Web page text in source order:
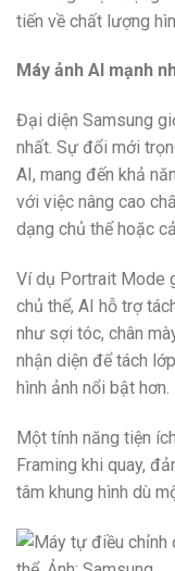
tiến về chất lượng
Máy ảnh AI mạnh
Đại diện Samsung
nhất. Sự đổi mới
AI, mang đến khả
với việc nâng cao
dạng chủ thể hoặc
Ví dụ Portrait Mode
chủ thể, AI hỗ trợ
như sợi tóc, chân
nhận diện để tách
hình ảnh nổi bật hơn.
Một tính năng tiện
Framing khi quay,
tâm khung hình dù